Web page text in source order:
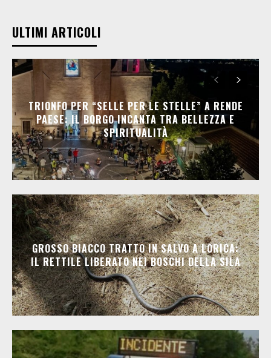
ULTIMI ARTICOLI
TRIONFO PER “SELLE PER LE STELLE” A RENDE
PAESE: IL BORGO INCANTA TRA BELLEZZA E
SPIRITUALITÀ
GROSSO BIACCO TRATTO IN SALVO A LORICA:
IL RETTILE LIBERATO NEI BOSCHI DELLA SILA